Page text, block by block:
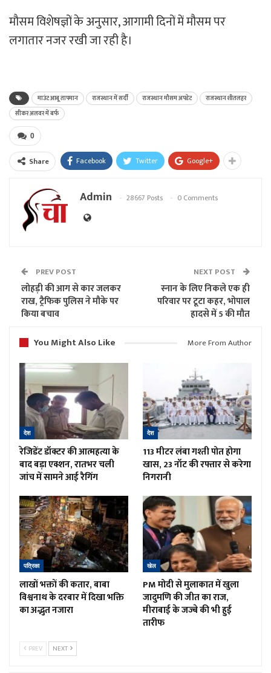
मौसम विशेषज्ञों के अनुसार, आगामी दिनों में मौसम पर
लगातार नजर रखी जा रही है।
माउंट आबू तापमान राजस्थान में सर्दी राजस्थान मौसम अपडेट
राजस्थान शीतलहर
सीकर अलवर में बर्फ
0
Share Facebook Twitter Google+
Admin 28667 Posts 0 Comments
PREV POST
लोहड़ी की आग से कार जलकर
राख, ट्रैफिक पुलिस ने मौके पर
किया बचाव
NEXT POST
स्नान के लिए निकले एक ही
परिवार पर टूटा कहर, भोपाल
हादसे में 5 की मौत
You Might Also Like
More From Author
देश
रेजिडेंट डॉक्टर की आत्महत्या के
बाद बड़ा एक्शन, रातभर चली
जांच में सामने आई रैगिंग
देश
113 मीटर लंबा गश्ती पोत होगा
खास, 23 नॉट की रफ्तार से करेगा
निगरानी
पत्रिका
लाखों भक्तों की कतार, बाबा
विश्वनाथ के दरबार में दिखा भक्ति
का अद्भुत नजारा
खेल
PM मोदी से मुलाकात में खुला
जादुमणि की जीत का राज,
मीराबाई के जज्बे की भी हुई
तारीफ
PREV NEXT